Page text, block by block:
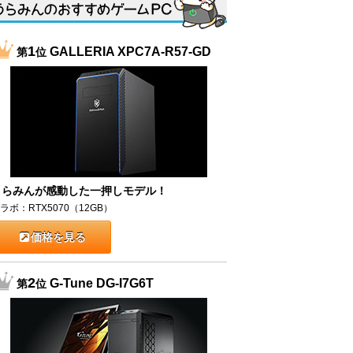
第1位GALLERIA XPC7A-R57-GD
みんが感動した一押しモデル！
ボ：RTX5070（12GB）
価格を見る
第2位G-Tune DG-I7G6T